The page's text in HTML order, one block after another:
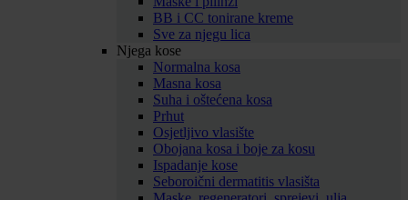
BB i CC tonirane kreme
Sve za njegu lica
Njega kose
Normalna kosa
Masna kosa
Suha i oštećena kosa
Prhut
Osjetljivo vlasište
Obojana kosa i boje za kosu
Ispadanje kose
Seboroični dermatitis vlasišta